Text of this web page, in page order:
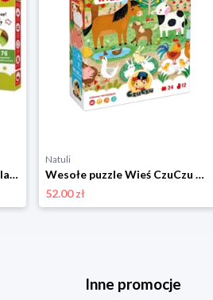
CzuCzu. Zagadki z dziurką dla dzieci 4+ Czuczu
Natuli
Wesołe puzzle Wieś CzuCzu Czuczu
52.00 zł
Inne promocje